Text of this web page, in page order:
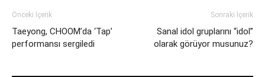
Önceki İçerik
Taeyong, CHOOM’da ‘Tap’
performansı sergiledi
Sonraki İçerik
Sanal idol gruplarını “idol”
olarak görüyor musunuz?